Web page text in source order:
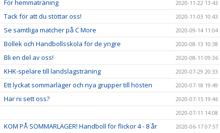
För hemmaträning 2020-11-22 13:43
Tack för att du stöttar oss! 2020-11-03 10:43
Se samtliga matcher på C More 2020-09-14 11:04
Bollek och Handbollsskola för de yngre 2020-08-13 10:38
Bli en del av oss! 2020-08-11 09:36
KHK-spelare till landslagsträning 2020-07-29 20:33
Ett lyckat sommarläger och nya grupper till hösten 2020-07-18 19:49
Har ni sett oss?
2020-07-15 19:46
2020-07-11 14:08
KOM PÅ SOMMARLÄGER! Handboll för flickor 4 - 8 år 2020-06-17 07:57